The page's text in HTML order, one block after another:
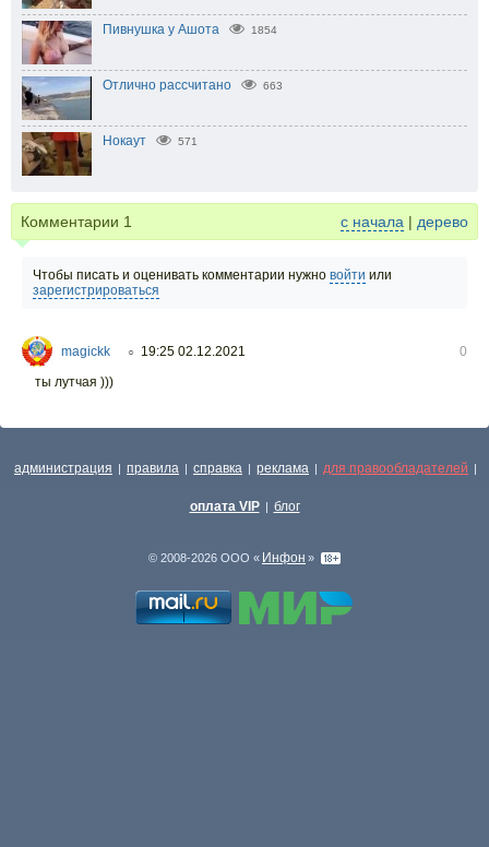
Пивнушка у Ашота 1854
Отлично рассчитано 663
Нокаут 571
Комментарии 1 с начала | дерево
Чтобы писать и оценивать комментарии нужно войти или
зарегистрироваться
magickk ○ 19:25 02.12.2021
0
ты лутчая )))
администрация | правила | справка | реклама | для правообладателей |
оплата VIP | блог
© 2008-2026 ООО « Инфон »